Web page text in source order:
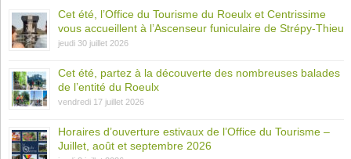
Cet été, l’Office du Tourisme du Roeulx et Centrissime
vous accueillent à l’Ascenseur funiculaire de Strépy-Thieu
jeudi 30 juillet 2026
Cet été, partez à la découverte des nombreuses balades
de l’entité du Roeulx
vendredi 17 juillet 2026
Horaires d’ouverture estivaux de l’Office du Tourisme –
Juillet, août et septembre 2026